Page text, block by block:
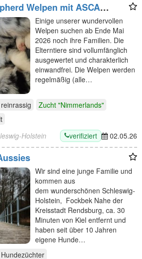
Welpen mit ASCA
Einige unserer wundervollen
Welpen suchen ab Ende Mai
2026 noch ihre Familien. Die
Elterntiere sind vollumfänglich
ausgewertet und charakterlich
einwandfrei. Die Welpen werden
regelmäßig (alle…
reinrassig
Zucht "Nimmerlands"
Holstein verifiziert 02.05.26
Wir sind eine junge Familie und
kommen aus
dem wunderschönen Schleswig-
Holstein, Fockbek Nahe der
Kreisstadt Rendsburg, ca. 30
Minuten von Kiel entfernt und
haben seit über 10 Jahren
eigene Hunde…
Hundezüchter